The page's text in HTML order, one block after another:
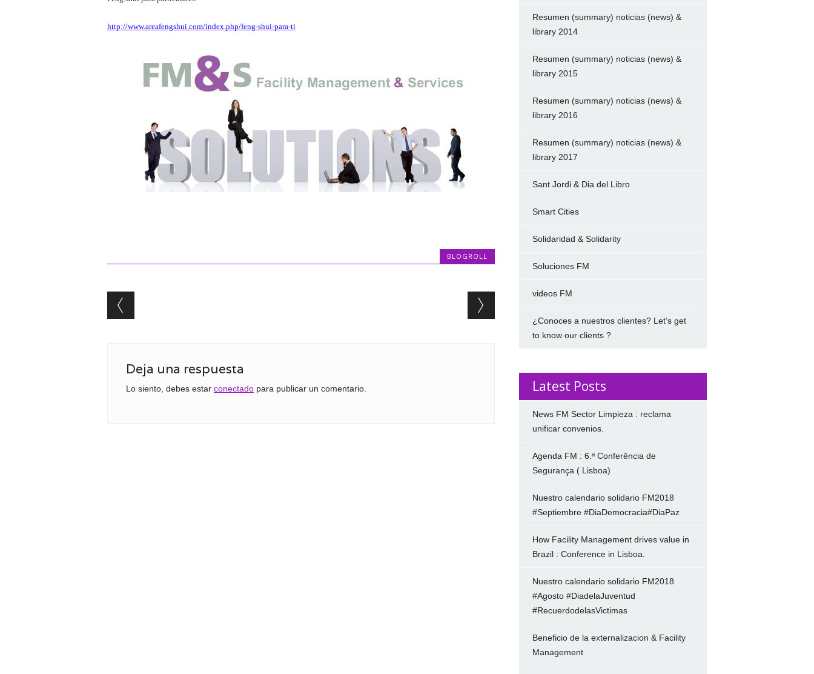
http://www.areafengshui.com/index.php/feng-shui-para-ti
BLOGROLL
Post navigation
Deja una respuesta
Lo siento, debes estar conectadopara publicar un comentario.
Resumen (summary) noticias (news) &
library 2014
Resumen (summary) noticias (news) &
library 2015
Resumen (summary) noticias (news) &
library 2016
Resumen (summary) noticias (news) &
library 2017
Sant Jordi & Dia del Libro
Smart Cities
Solidaridad & Solidarity
Soluciones FM
videos FM
¿Conoces a nuestros clientes? Let’s get
to know our clients ?
Latest Posts
News FM Sector Limpieza : reclama
unificar convenios.
Agenda FM : 6.ª Conferência de
Segurança ( Lisboa)
Nuestro calendario solidario FM2018
#Septiembre #DiaDemocracia#DiaPaz
How Facility Management drives value in
Brazil : Conference in Lisboa.
Nuestro calendario solidario FM2018
#Agosto #DiadelaJuventud
#RecuerdodelasVictimas
Beneficio de la externalizacion & Facility
Management